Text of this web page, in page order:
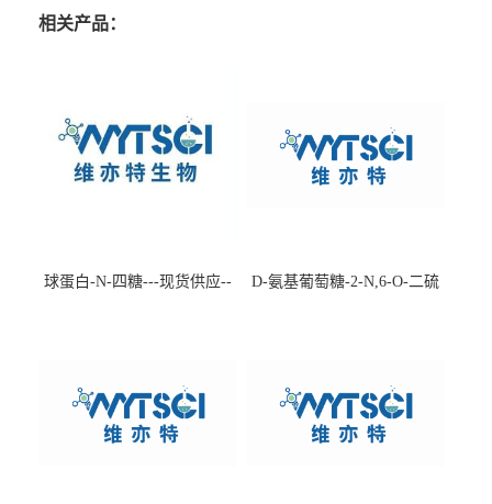
相关产品：
球蛋白-N-四糖---现货供应--
D-氨基葡萄糖-2-N,6-O-二硫